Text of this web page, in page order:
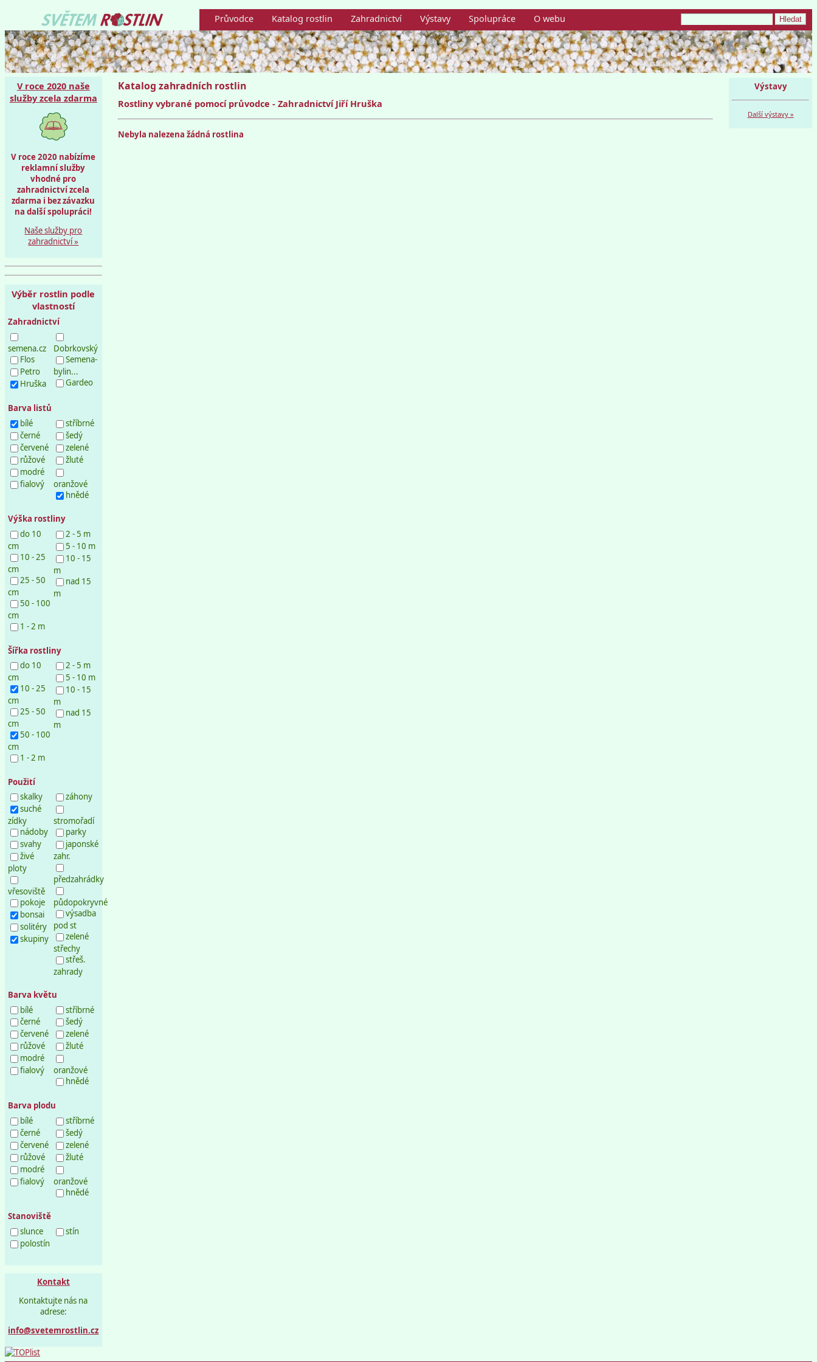
Průvodce Katalog rostlin Zahradnictví Výstavy Spolupráce O webu
V roce 2020 naše
služby zcela zdarma
V roce 2020 nabízíme
reklamní služby
vhodné pro
zahradnictví zcela
zdarma i bez závazku
na další spolupráci!
Naše služby pro
zahradnictví »
Výběr rostlin podle
vlastností
Zahradnictví
semena.cz
Flos
Petro
Hruška
Dobrkovský
Semena-
bylin...
Gardeo
Barva listů
bílé
černé
červené
růžové
modré
fialový
stříbrné
šedý
zelené
žluté
oranžové
hnědé
Výška rostliny
do 10
cm
10 - 25
cm
25 - 50
cm
50 - 100
cm
1 - 2 m
2 - 5 m
5 - 10 m
10 - 15
m
nad 15
m
Šířka rostliny
do 10
cm
10 - 25
cm
25 - 50
cm
50 - 100
cm
1 - 2 m
2 - 5 m
5 - 10 m
10 - 15
m
nad 15
m
Použití
skalky
suché
zídky
nádoby
svahy
živé
ploty
vřesoviště
pokoje
bonsai
solitéry
skupiny
záhony
stromořadí
parky
japonské
zahr.
předzahrádky
půdopokryvné
výsadba
pod st
zelené
střechy
střeš.
zahrady
Barva květu
bílé
černé
červené
růžové
modré
fialový
stříbrné
šedý
zelené
žluté
oranžové
hnědé
Barva plodu
bílé
černé
červené
růžové
modré
fialový
stříbrné
šedý
zelené
žluté
oranžové
hnědé
Stanoviště
slunce
polostín
stín
Kontakt
Kontaktujte nás na
adrese:
info@svetemrostlin.cz
Katalog zahradních rostlin
Rostliny vybrané pomocí průvodce - Zahradnictví Jiří Hruška
Nebyla nalezena žádná rostlina
Výstavy
Další výstavy »